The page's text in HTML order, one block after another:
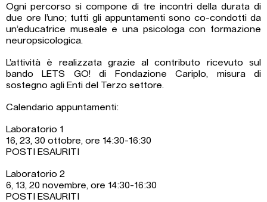
Ogni percorso si compone di tre incontri della durata di
due ore l’uno; tutti gli appuntamenti sono co-condotti da
un’educatrice museale e una psicologa con formazione
neuropsicologica.
L’attività è realizzata grazie al contributo ricevuto sul
bando LETS GO! di Fondazione Cariplo, misura di
sostegno agli Enti del Terzo settore.
Calendario appuntamenti:
Laboratorio 1
16, 23, 30 ottobre, ore 14:30-16:30
POSTI ESAURITI
Laboratorio 2
6, 13, 20 novembre, ore 14:30-16:30
POSTI ESAURITI